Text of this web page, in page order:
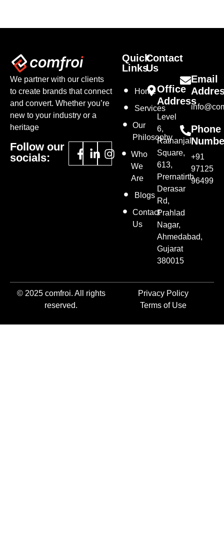
We partner with our clients
to create brands that connect
and convert. Whether you’re
new to your industry or a
heritage
Follow our
socials:
Quick
Links
Home
Services
Our
Philosophy
Who
We
Are
Blogs
Contact
Us
Contact
Us
Office
Address
Level
6,
Ratnanjali
Square,
613,
Prernatirth
Derasar
Rd,
Prahlad
Nagar,
Ahmedabad,
Gujarat
380015
Email
Phone
+91
97125
96499
© 2025 comfroi. All rights
reserved.
Privacy Policy
Terms of Use